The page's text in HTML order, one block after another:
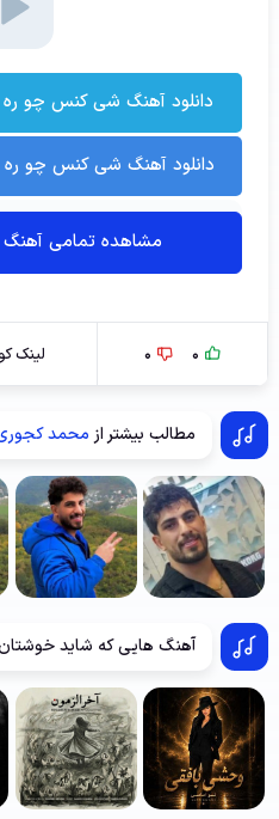
دانلود آهنگ شی کنس چو ره
دانلود آهنگ شی کنس چو ره
مشاهده تمامی
0
0 لینک
مطالب بیشتر از محمد
آهنگ هایی که شاید خوشتان